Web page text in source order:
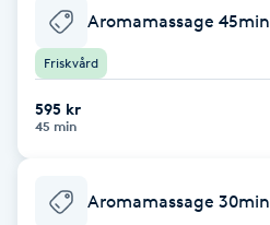
Babylights
Balayage
Bambumassage
Aromamassage 45min
Friskvård
595 kr
45 min
Aromamassage 30min